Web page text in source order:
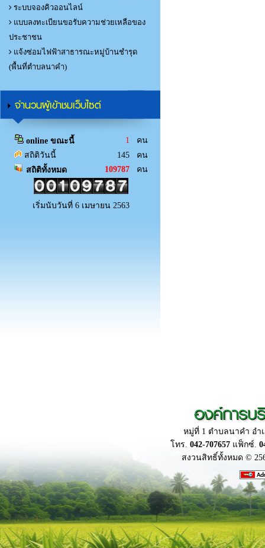
ระบบจองคิวออนไลน์
แบบลงทะเบียนขอรับความช่วยเหลือของ
ประชาชน
แจ้งซ่อมไฟฟ้าสาธารณะหมู่บ้านชำรุด
(พื้นที่ตำบลนาคำ)
จำนวนผู้เข้าชมเว็บไซต์
online ขณะนี้ 1 คน
สถิติวันนี้
145 คน
สถิติทั้งหมด
109787 คน
เริ่มนับวันที่ 6 เมษายน 2563
องค์การบ
หมู่ที่ 1 ตำบลนาคำ อำ
โทร. 042-707657 แฟ็กซ์.
สงวนสิทธิ์ทั้งหมด ©